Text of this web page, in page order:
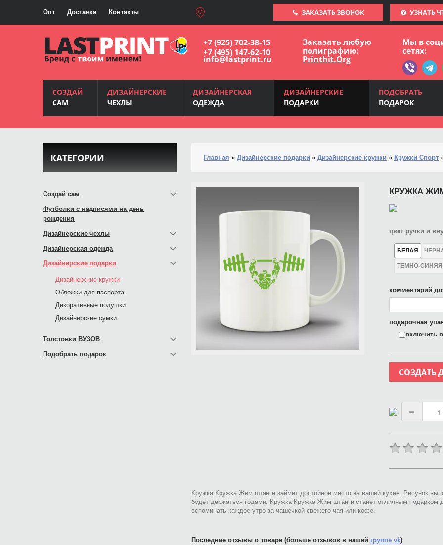
Опт Доставка Контакты ЗАКАЗАТЬ ЗВОНОК УЗНАТЬ
+7 (925) 702-38-15
+7 (495) 147-62-10
info@lastprint.ru
Заказать любую
полиграфию:
Printhit.Org
Мы в
сетях:
СОЗДАЙ
САМ
ДИЗАЙНЕРСКИЕ
ЧЕХЛЫ
ДИЗАЙНЕРСКАЯ
ОДЕЖДА
ДИЗАЙНЕРСКИЕ
ПОДАРКИ
ПОДОБРАТЬ
ПОДАРОК
Главная » Дизайнерские подарки » Дизайнерские кружки » Кружки Спорт
КРУЖКА
цвет ручки и
БЕЛАЯ
ТЕМНО-СИНЯЯ
комментарий
подарочная
включить в
СОЗДАТЬ
Кружка Кружка Жим штанги займет достойное место на вашей кухне. Рисунок
будет держаться годами. Кружка Кружка Жим штанги станет отличным подарком
вспоминать каждое утро за чашечкой свежего чая или кофе.
Последние отзывы о товаре (больше отзывов в нашей группе vk)
КАТЕГОРИИ
Создай сам
Футболки с надписями на день
рождения
Дизайнерские чехлы
Дизайнерская одежда
Дизайнерские подарки
Дизайнерские кружки
Обложки для паспорта
Декоративные подушки
Дизайнерские сумки
Толстовки ВУЗОВ
Подобрать подарок